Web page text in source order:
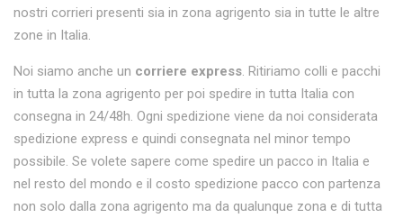
nostri corrieri presenti sia in zona agrigento sia in tutte le altre
zone in Italia.
Noi siamo anche un corriere express. Ritiriamo colli e pacchi
in tutta la zona agrigento per poi spedire in tutta Italia con
consegna in 24/48h. Ogni spedizione viene da noi considerata
spedizione express e quindi consegnata nel minor tempo
possibile. Se volete sapere come spedire un pacco in Italia e
nel resto del mondo e il costo spedizione pacco con partenza
non solo dalla zona agrigento ma da qualunque zona e di tutta